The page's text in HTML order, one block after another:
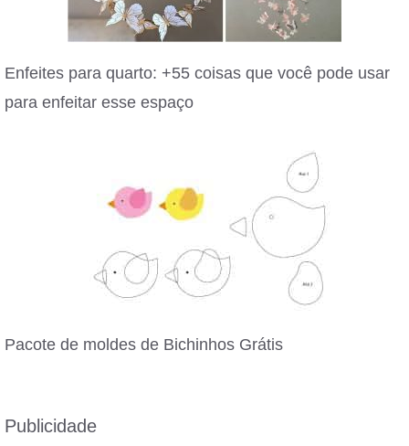
Enfeites para quarto: +55 coisas que você pode usar
para enfeitar esse espaço
Pacote de moldes de Bichinhos Grátis
Publicidade